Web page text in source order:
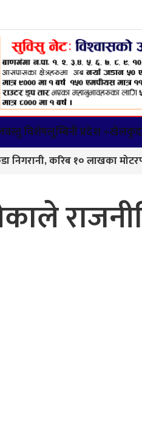
विशेषलुम्बिनी प्रदेश +खेलकुद
करिब १० लाखका मोटरपार्ट्स